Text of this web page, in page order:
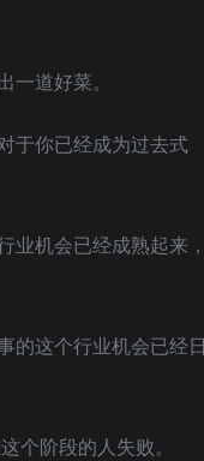
道好菜。
于你已经成为过去式
业机会已经成熟起来
的这个行业机会已经
个阶段的人失败。